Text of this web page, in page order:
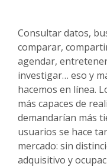
Consultar datos,
comparar,
agendar,
investigar… eso y
hacemos en línea.
más capaces de
demandarían más
usuarios se hace
mercado: sin
adquisitivo y